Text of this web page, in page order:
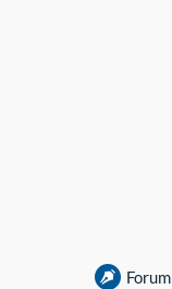
Forum